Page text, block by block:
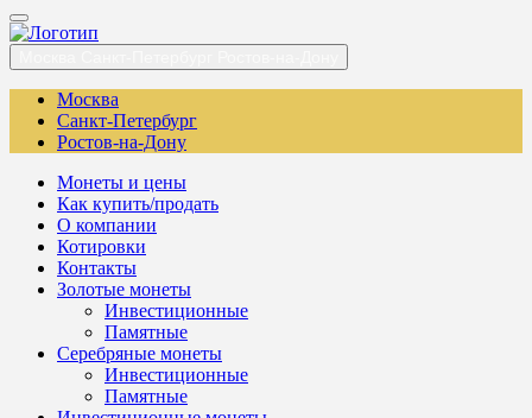
Москва
Санкт-Петербург
Ростов-на-Дону
Монеты и цены
Как купить/продать
О компании
Котировки
Контакты
Золотые монеты
Инвестиционные
Памятные
Серебряные монеты
Инвестиционные
Памятные